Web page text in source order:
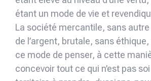
étant un mode de vie et
La société mercantile, sans
de l’argent, brutale, sans
ce mode de penser, à cette
concevoir tout ce qui n’est pas